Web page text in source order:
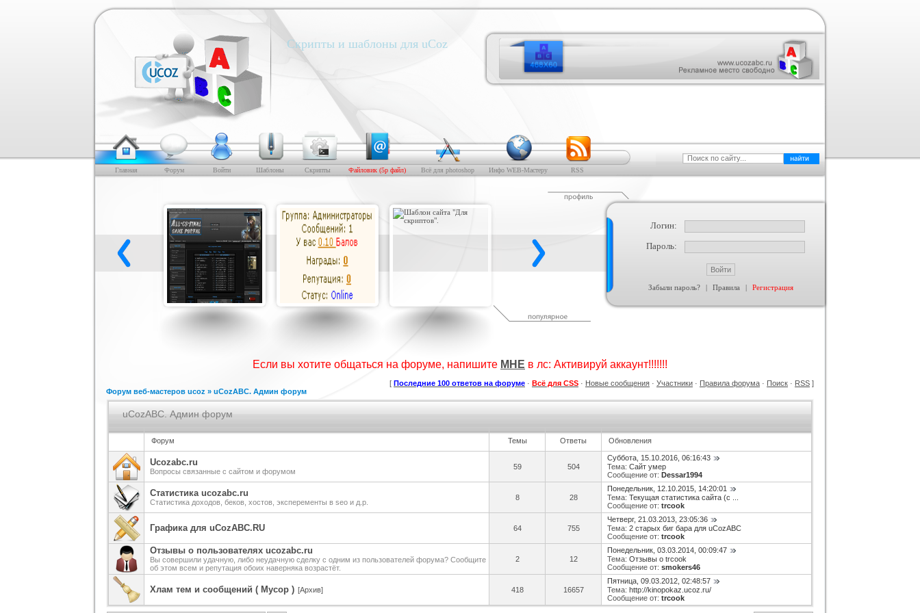
Скрипты и шаблоны для uCoz
Главная Форум Войти Шаблоны Скрипты Файловик (5р файл) Всё для photoshop Инфо WEB-Мастеру RSS
Шаблон сайта "Для скриптов".
Коллекция шаблонов № 1
(Музыка)
Шаблон для сайтов музыкальной
тематики, работающих на движке
Категория :Ucoz
Шаблон для Ucoz : Irene
Категория :Ucoz
Шаблон для ucoz Gaming Off.
Категория :Игровые
уходящего года
Категория :Ucoz
Категория :Игровые
Тёмный шаблон Call of Duty для
ucoz
Категория :Игровые
Логин:
Пароль:
Забыли пароль? | Правила | Регистрация
Если вы хотите общаться на форуме, напишите МНЕ в лс: Активируй аккаунт!!!!!!!
[ Последние 100 ответов на форуме · Всё для CSS · Новые сообщения · Участники · Правила форума · Поиск · RSS ]
Форум веб-мастеров ucoz » uCozABC. Админ форум
uCozABC. Админ форум
Форум Темы Ответы Обновления
Ucozabc.ru
Вопросы связанные с сайтом и форумом
59 504
Суббота, 15.10.2016, 06:16:43
Тема: Сайт умер
Сообщение от: Dessar1994
Статистика ucozabc.ru
Статистика доходов, беков, хостов, эксперементы в seo и д.р.
8 28
Понедельник, 12.10.2015, 14:20:01
Тема: Текущая статистика сайта (с ...
Сообщение от: trcook
Графика для uCozABC.RU 64 755
Четверг, 21.03.2013, 23:05:36
Тема: 2 старых биг бара для uCozABC
Сообщение от: trcook
Отзывы о пользователях ucozabc.ru
Вы совершили удачную, либо неудачную сделку с одним из пользователей форума? Сообщите
об этом всем и репутация обоих наверняка возрастёт.
2 12
Понедельник, 03.03.2014, 00:09:47
Тема: Отзывы о trcook
Сообщение от: smokers46
Хлам тем и сообщений ( Мусор ) [Архив] 418 16657
Пятница, 09.03.2012, 02:48:57
Тема: http://kinopokaz.ucoz.ru/
Сообщение от: trcook